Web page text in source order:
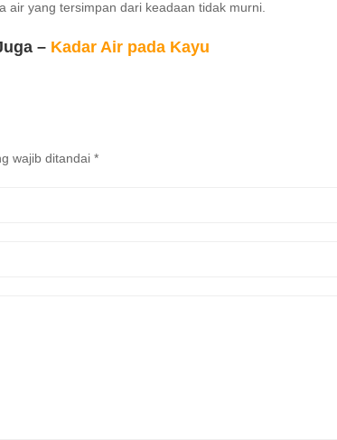
air yang tersimpan dari keadaan tidak murni.
– Kadar Air pada Kayu
wajib ditandai *